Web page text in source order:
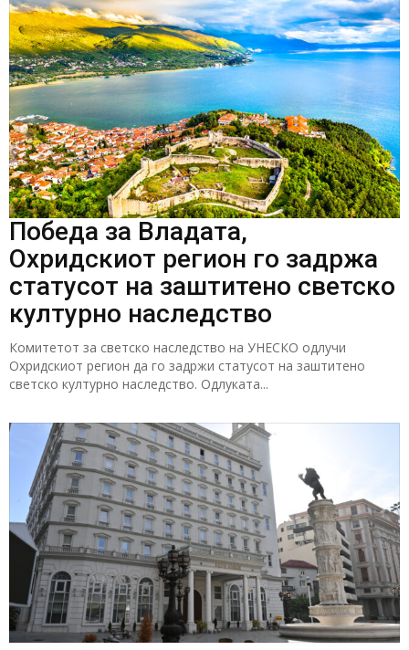
Победа за Владата,
Охридскиот регион го задржа
статусот на заштитено светско
културно наследство
Комитетот за светско наследство на УНЕСКО одлучи
Охридскиот регион да го задржи статусот на заштитено
светско културно наследство. Одлуката...